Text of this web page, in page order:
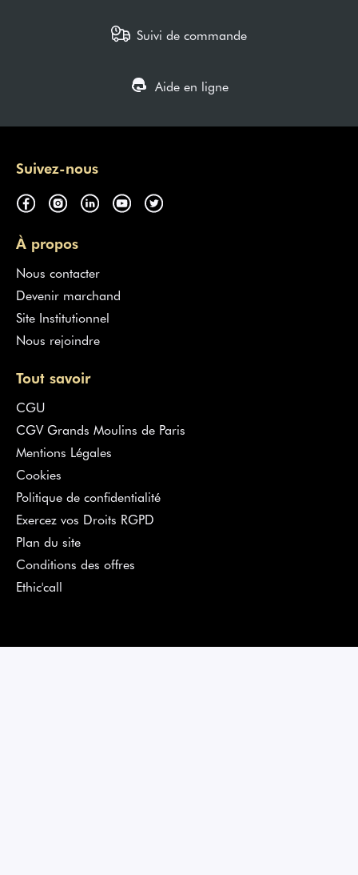
Suivi de commande
Aide en ligne
Suivez-nous
À propos
Nous contacter
Devenir marchand
Site Institutionnel
Nous rejoindre
Tout savoir
CGU
CGV Grands Moulins de Paris
Mentions Légales
Cookies
Politique de confidentialité
Exercez vos Droits RGPD
Plan du site
Conditions des offres
Ethic'call